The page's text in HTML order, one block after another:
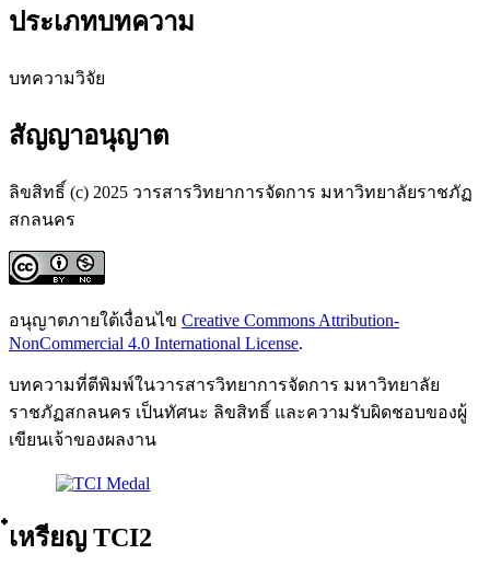
ประเภทบทความ
บทความวิจัย
สัญญาอนุญาต
ลิขสิทธิ์ (c) 2025 วารสารวิทยาการจัดการ มหาวิทยาลัยราชภัฏ
สกลนคร
อนุญาตภายใต้เงื่อนไข Creative Commons Attribution-
NonCommercial 4.0 International License.
บทความที่ตีพิมพ์ในวารสารวิทยาการจัดการ มหาวิทยาลัย
ราชภัฏสกลนคร เป็นทัศนะ ลิขสิทธิ์ และความรับผิดชอบของผู้
เขียนเจ้าของผลงาน
๋เหรียญ TCI2